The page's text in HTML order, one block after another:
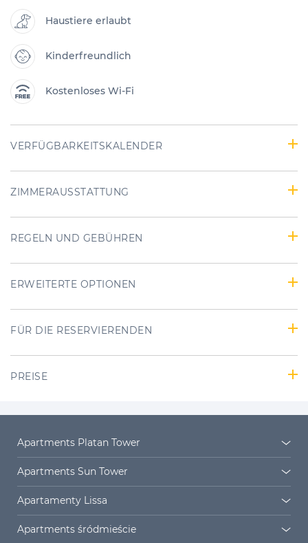
Haustiere erlaubt
Kinderfreundlich
Kostenloses Wi-Fi
VERFÜGBARKEITSKALENDER
ZIMMERAUSSTATTUNG
REGELN UND GEBÜHREN
ERWEITERTE OPTIONEN
FÜR DIE RESERVIERENDEN
PREISE
Apartments Platan Tower
Platan Tower
Apartments Sun Tower
Sun Towers 38/11
Sun Towers 38/52
Sun Towers 38/58
Apartamenty Lissa
Lissa 2
Apartments śródmieście